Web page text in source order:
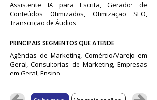
Assistente IA para Escrita, Gerador de
Conteúdos Otimizados, Otimização SEO,
Transcrição de Áudios
PRINCIPAIS SEGMENTOS QUE ATENDE
Agências de Marketing, Comércio/Varejo em
Geral, Consultorias de Marketing, Empresas
em Geral, Ensino